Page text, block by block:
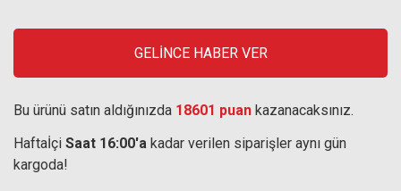
GELİNCE HABER VER
Bu ürünü satın aldığınızda 18601 puan kazanacaksınız.
Haftaİçi Saat 16:00'a kadar verilen siparişler aynı gün
kargoda!